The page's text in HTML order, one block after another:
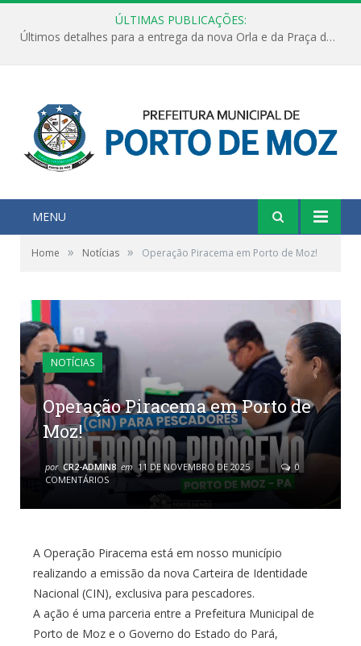
ÚLTIMAS PUBLICAÇÕES:
Últimos detalhes para a entrega da nova Orla e da Praça do Praião
MENU
Home » Notícias » Operação Piracema em Porto de Moz!
NOTÍCIAS
Operação Piracema em Porto de
Moz!
por CR2-ADMIN8 em 11 DE NOVEMBRO DE 2025
0
COMENTÁRIOS
A Operação Piracema está em nosso município
realizando a emissão da nova Carteira de Identidade
Nacional (CIN), exclusiva para pescadores.
A ação é uma parceria entre a Prefeitura Municipal de
Porto de Moz e o Governo do Estado do Pará,